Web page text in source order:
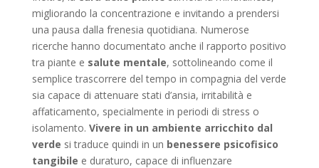
migliorando la concentrazione e invitando a prendersi
una pausa dalla frenesia quotidiana. Numerose
ricerche hanno documentato anche il rapporto positivo
tra piante e salute mentale, sottolineando come il
semplice trascorrere del tempo in compagnia del verde
sia capace di attenuare stati d’ansia, irritabilità e
affaticamento, specialmente in periodi di stress o
isolamento. Vivere in un ambiente arricchito dal
verde si traduce quindi in un benessere psicofisico
tangibile e duraturo, capace di influenzare